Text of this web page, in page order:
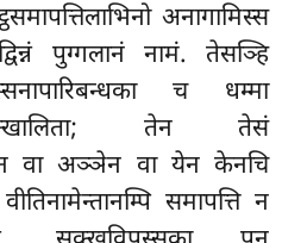
अनागामिस्स
पुग्गलानं नामं. तेसञ्हि
च धम्मा
तेन तेसं
वा अञ्ञेन वा येन केनचि
समापत्ति न